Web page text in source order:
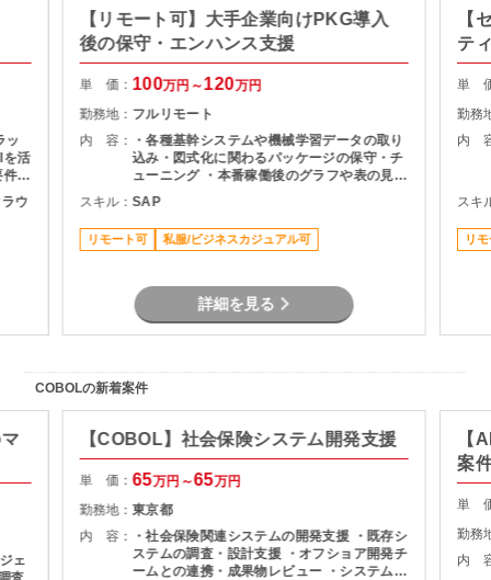
は
り
金
し
ッ
を活
に
・
ま
ウ
【リモート可】大手企業向けPKG導入
後の保守・エンハンス支援
単 価： 100万円～120万円
勤務地： フルリモート
内 容：
・各種基幹システムや機械学習データの取り
込み・図式化に関わるパッケージの保守・チ
ューニング ・本番稼働後のグラフや表の見栄
え変更、微修正対応 ・メンバーへの知見・技
術習熟のサポート
スキル：SAP
リモート可 私服/ビジネスカジュアル可
詳細を見る
【
テ
単
勤務
内
スキ
リ
COBOLの新着案件
ェ
【COBOL】社会保険システム開発支援
単 価：65万円～65万円
勤務地：東京都
内 容：
・社会保険関連システムの開発支援 ・既存シ
ステムの調査・設計支援 ・オフショア開発チ
ームとの連携・成果物レビュー ・システム改
【
案
単
勤務
内